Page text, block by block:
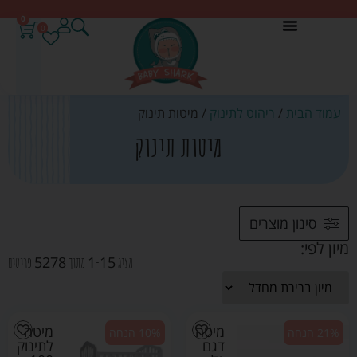
0
עמוד הבית / ריהוט לתינוק / מיטות תינוק
מיטות תינוק
סינון מוצרים
מיון לפי:
מציג 1 -15 מתוך 5278 פריטים
מיטה
דגם
מיטה
לתינוק